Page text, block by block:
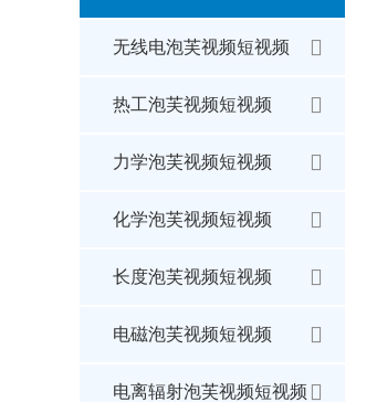
无线电泡芙视频短视频
热工泡芙视频短视频
力学泡芙视频短视频
化学泡芙视频短视频
长度泡芙视频短视频
电磁泡芙视频短视频
电离辐射泡芙视频短视频